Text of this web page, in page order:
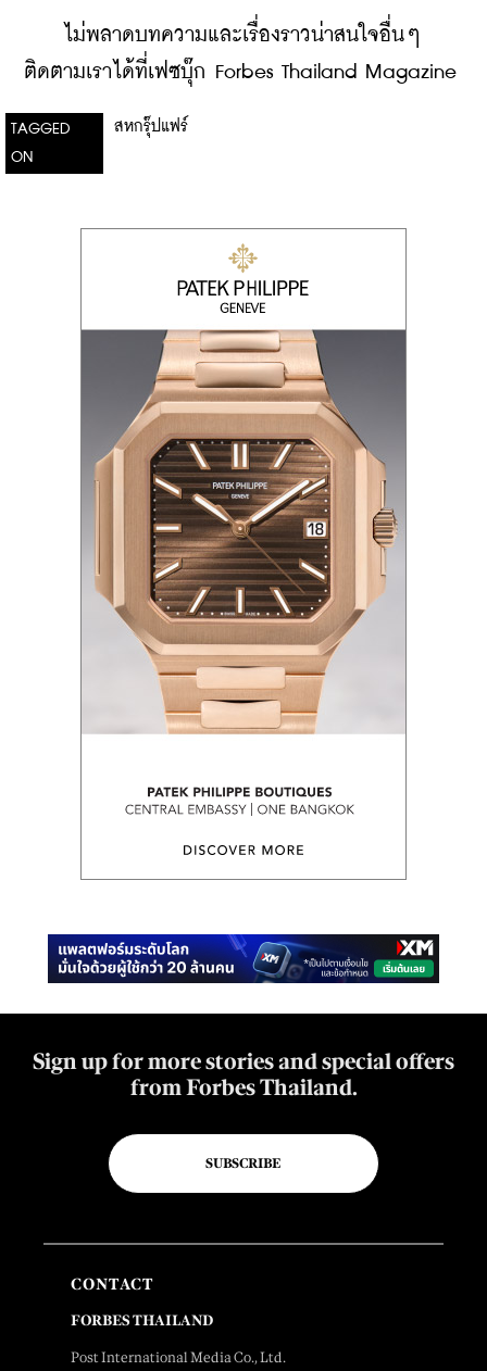
ไม่พลาดบทความและเรื่องราวน่าสนใจอื่นๆ
ติดตามเราได้ที่เฟซบุ๊ก Forbes Thailand Magazine
TAGGED
ON
สหกรุ๊ปแฟร์
Sign up for more stories and special offers
from Forbes Thailand.
SUBSCRIBE
CONTACT
FORBES THAILAND
Post International Media Co., Ltd.